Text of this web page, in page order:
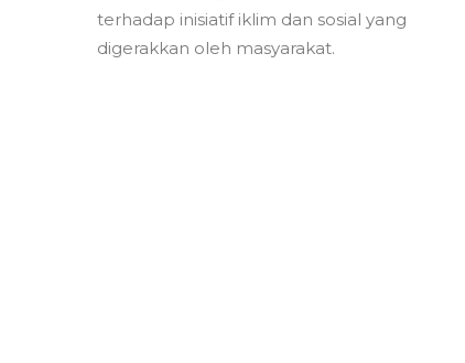
terhadap inisiatif iklim dan sosial yang
digerakkan oleh masyarakat.